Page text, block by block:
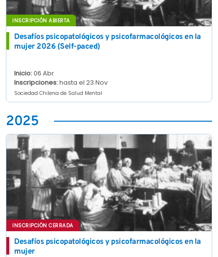
INSCRIPCIÓN ABIERTA
Desafíos psicopatológicos y psicofarmacológicos en la
mujer 2026 (Self-paced)
Inicio:06 Abr
Inscripciones:hasta el 23 Nov
Sociedad Chilena de Salud Mental
2025
INSCRIPCIÓN CERRADA
Desafíos psicopatológicos y psicofarmacológicos en la
mujer